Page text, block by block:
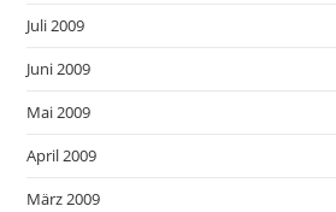
Juli 2009
Juni 2009
Mai 2009
April 2009
März 2009